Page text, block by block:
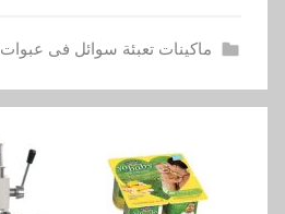
ماكينات تعبئة سوائل فى عبوات